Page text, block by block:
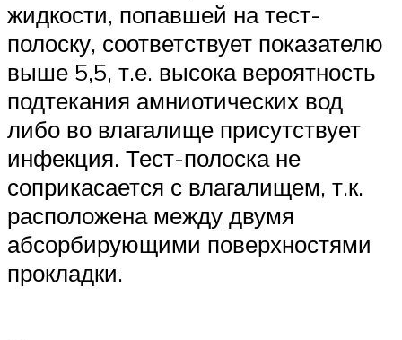
жидкости, попавшей на тест-
полоску, соответствует показателю
выше 5,5, т.е. высока вероятность
подтекания амниотических вод
либо во влагалище присутствует
инфекция. Тест-полоска не
соприкасается с влагалищем, т.к.
расположена между двумя
абсорбирующими поверхностями
прокладки.